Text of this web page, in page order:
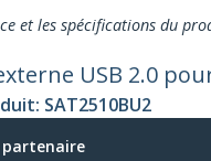
et les spécifications du
USB 2.0
SAT2510BU2
partenaire